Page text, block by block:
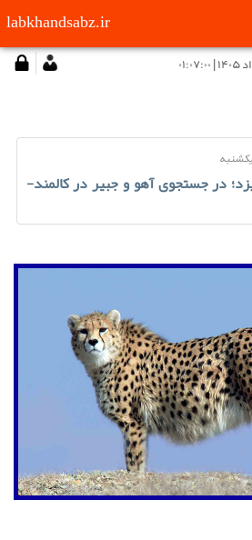
labkhandsabz.ir
در جستجوی آهو و جبیر در کالمند-